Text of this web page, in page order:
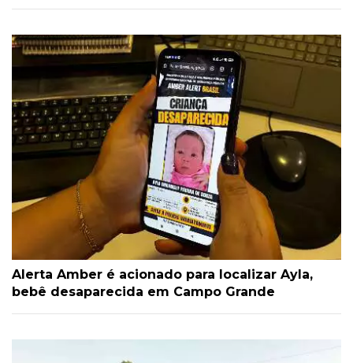
Alerta Amber é acionado para localizar Ayla,
bebê desaparecida em Campo Grande